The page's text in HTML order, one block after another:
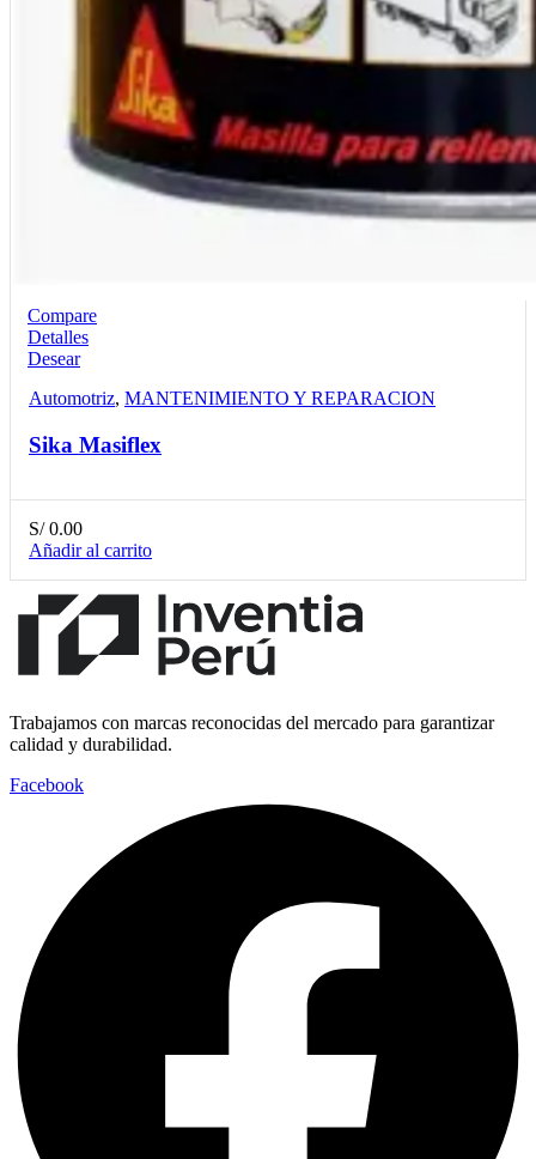
Compare
Detalles
Desear
Automotriz, MANTENIMIENTO Y REPARACION
Sika Masiflex
S/0.00
Añadir al carrito
Trabajamos con marcas reconocidas del mercado para garantizar
calidad y durabilidad.
Facebook